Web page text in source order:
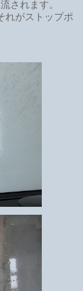
されます。
れがストップポ